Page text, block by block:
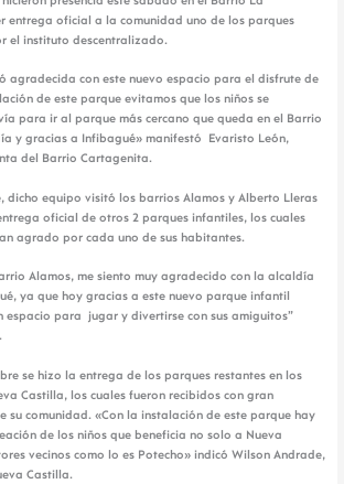
entrega oficial a la comunidad uno de los parques
el instituto descentralizado.
agradecida con este nuevo espacio para el disfrute de
de este parque evitamos que los niños se
para ir al parque más cercano que queda en el Barrio
y gracias a Infibagué» manifestó Evaristo León,
del Barrio Cartagenita.
dicho equipo visitó los barrios Alamos y Alberto Lleras
oficial de otros 2 parques infantiles, los cuales
agrado por cada uno de sus habitantes.
Alamos, me siento muy agradecido con la alcaldía
ya que hoy gracias a este nuevo parque infantil
espacio para jugar y divertirse con sus amiguitos”
se hizo la entrega de los parques restantes en los
Castilla, los cuales fueron recibidos con gran
su comunidad. «Con la instalación de este parque hay
de los niños que beneficia no solo a Nueva
vecinos como lo es Potecho» indicó Wilson Andrade,
Castilla.